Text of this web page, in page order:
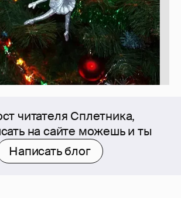
читателя Сплетника,
на сайте можешь и ты
Написать блог